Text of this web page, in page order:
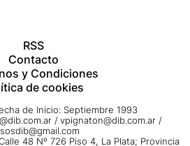
RSS
Contacto
y Condiciones
de cookies
de Inicio: Septiembre 1993
/ vpignaton@dib.com.ar /
48 Nº 726 Piso 4, La Plata; Provincia